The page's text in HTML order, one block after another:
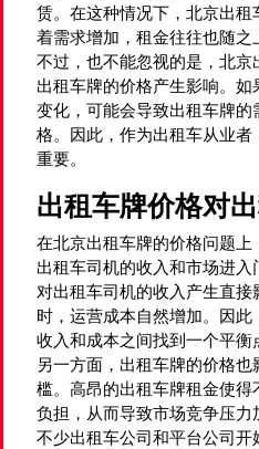
赁。在这种情况下，北京出
着需求增加，租金往往也随之
不过，也不能忽视的是，北
出租车牌的价格产生影响。
变化，可能会导致出租车牌
格。因此，作为出租车从业
重要。
出租车牌价格对
在北京出租车牌的价格问题
出租车司机的收入和市场进
对出租车司机的收入产生直
时，运营成本自然增加。因
收入和成本之间找到一个平衡
另一方面，出租车牌的价格
槛。高昂的出租车牌租金使
负担，从而导致市场竞争压力
不少出租车公司和平台公司